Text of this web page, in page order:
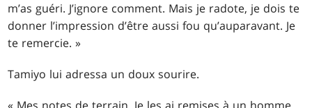
m’as guéri. J’ignore comment. Mais je radote, je dois te
donner l’impression d’être aussi fou qu’auparavant. Je
te remercie. »
Tamiyo lui adressa un doux sourire.